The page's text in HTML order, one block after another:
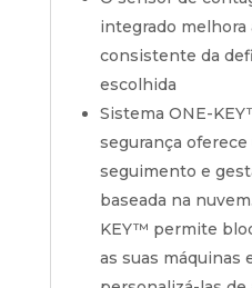
integrado
consistente da
escolhida
Sistema ONE-
segurança
seguimento e
baseada na
KEY™ permite
as suas máquinas